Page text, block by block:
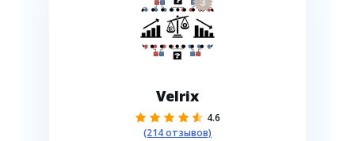
Velrix
4.6
(214 отзывов)